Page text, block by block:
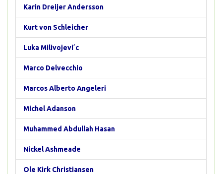
Karin Dreijer Andersson
Kurt von Schleicher
Luka Milivojevi´c
Marco Delvecchio
Marcos Alberto Angeleri
Michel Adanson
Muhammed Abdullah Hasan
Nickel Ashmeade
Ole Kirk Christiansen